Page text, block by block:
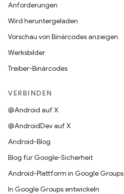
Anforderungen
Wird heruntergeladen
Vorschau von Binärcodes anzeigen
Werksbilder
Treiber-Binärcodes
VERBINDEN
@Android auf X
@AndroidDev auf X
Android-Blog
Blog für Google-Sicherheit
Android-Plattform in Google Groups
In Google Groups entwickeln